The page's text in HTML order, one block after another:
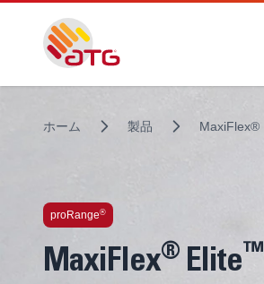
ホーム 製品 MaxiFlex®
proRange®
MaxiFlex®Elite™
テクノロジを多数搭載